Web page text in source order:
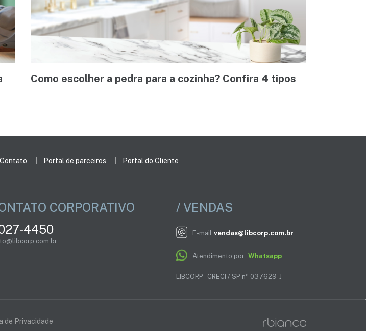
Como escolher a pedra para a cozinha? Confira 4 tipos
Contato Portal de parceiros Portal do Cliente
CORPORATIVO
4450
/ VENDAS
E-mail vendas@libcorp.com.br
Atendimento por Whatsapp
LIBCORP - CRECI / SP nº 037629-J
de Privacidade